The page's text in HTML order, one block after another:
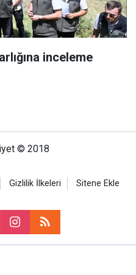
inceleme
© 2018
Gizlilik İlkeleri Sitene Ekle